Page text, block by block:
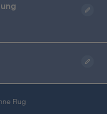
Flug